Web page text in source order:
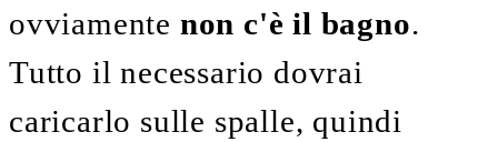
ovviamente non c'è il bagno.
Tutto il necessario dovrai
caricarlo sulle spalle, quindi